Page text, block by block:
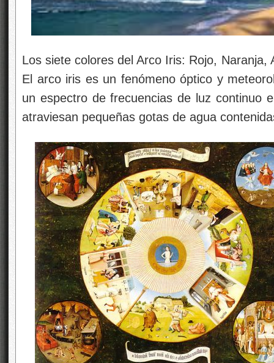
Los siete colores del Arco Iris: Rojo, Naranja,
El arco iris es un fenómeno óptico y
un espectro de frecuencias de luz continuo
atraviesan pequeñas gotas de agua